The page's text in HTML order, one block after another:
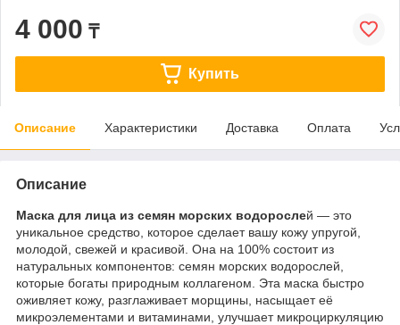
4 000 ₸
Купить
Описание Характеристики Доставка Оплата
Описание
Маска для лица из семян морских водорослей — это
уникальное средство, которое сделает вашу кожу упругой,
молодой, свежей и красивой. Она на 100% состоит из
натуральных компонентов: семян морских водорослей,
которые богаты природным коллагеном. Эта маска быстро
оживляет кожу, разглаживает морщины, насыщает её
микроэлементами и витаминами, улучшает микроциркуляцию